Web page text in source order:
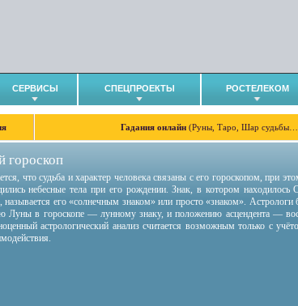
СЕРВИСЫ СПЕЦПРОЕКТЫ РОСТЕЛЕКОМ
Гадания онлайн (Руны, Таро, Шар
гороскоп
что судьба и характер человека связаны с его гороскопом, при
небесные тела при его рождении. Знак, в котором
называется его «солнечным знаком» или просто «знаком». Астрологи
Луны в гороскопе — лунному знаку, и положению асцендента —
астрологический анализ считается возможным только с